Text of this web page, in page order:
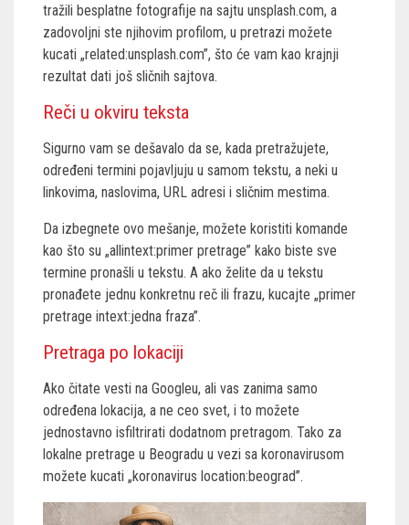
tražili besplatne fotografije na sajtu unsplash.com, a
zadovoljni ste njihovim profilom, u pretrazi možete
kucati „related:unsplash.com”, što će vam kao krajnji
rezultat dati još sličnih sajtova.
Reči u okviru teksta
Sigurno vam se dešavalo da se, kada pretražujete,
određeni termini pojavljuju u samom tekstu, a neki u
linkovima, naslovima, URL adresi i sličnim mestima.
Da izbegnete ovo mešanje, možete koristiti komande
kao što su „allintext:primer pretrage” kako biste sve
termine pronašli u tekstu. A ako želite da u tekstu
pronađete jednu konkretnu reč ili frazu, kucajte „primer
pretrage intext:jedna fraza”.
Pretraga po lokaciji
Ako čitate vesti na Googleu, ali vas zanima samo
određena lokacija, a ne ceo svet, i to možete
jednostavno isfiltrirati dodatnom pretragom. Tako za
lokalne pretrage u Beogradu u vezi sa koronavirusom
možete kucati „koronavirus location:beograd”.